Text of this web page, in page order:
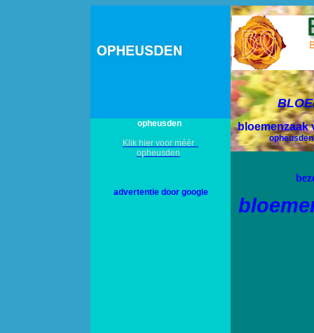
opheusden
Klik hier voor méér
opheusden
advertentie door google
bloemenzaak